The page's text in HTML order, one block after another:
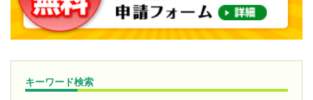
キーワード検索